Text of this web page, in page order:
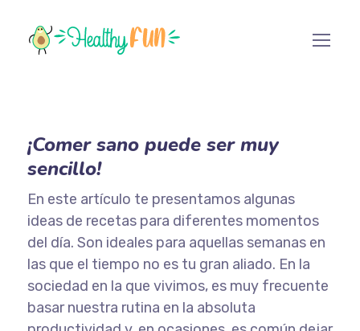
¡Comer sano puede ser muy
sencillo!
En este artículo te presentamos algunas
ideas de recetas para diferentes momentos
del día. Son ideales para aquellas semanas en
las que el tiempo no es tu gran aliado. En la
sociedad en la que vivimos, es muy frecuente
basar nuestra rutina en la absoluta